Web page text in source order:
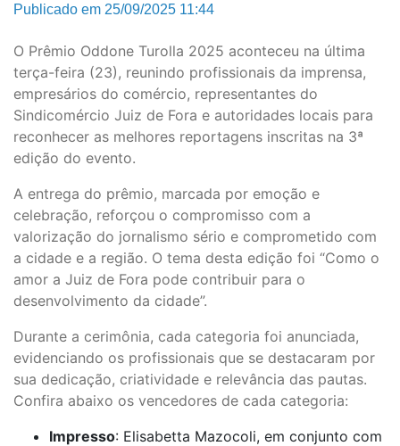
Publicado em 25/09/2025 11:44
O Prêmio Oddone Turolla 2025 aconteceu na última
terça-feira (23), reunindo profissionais da imprensa,
empresários do comércio, representantes do
Sindicomércio Juiz de Fora e autoridades locais para
reconhecer as melhores reportagens inscritas na 3ª
edição do evento.
A entrega do prêmio, marcada por emoção e
celebração, reforçou o compromisso com a
valorização do jornalismo sério e comprometido com
a cidade e a região. O tema desta edição foi “Como o
amor a Juiz de Fora pode contribuir para o
desenvolvimento da cidade”.
Durante a cerimônia, cada categoria foi anunciada,
evidenciando os profissionais que se destacaram por
sua dedicação, criatividade e relevância das pautas.
Confira abaixo os vencedores de cada categoria:
Impresso: Elisabetta Mazocoli, em conjunto com